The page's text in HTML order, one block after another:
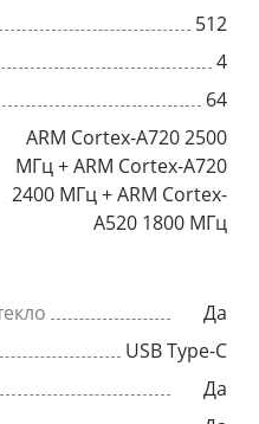
512
4
64
ARM Cortex-A720 2500
МГц + ARM Cortex-A720
2400 МГц + ARM Cortex-
A520 1800 МГц
Да
USB Type-C
Да